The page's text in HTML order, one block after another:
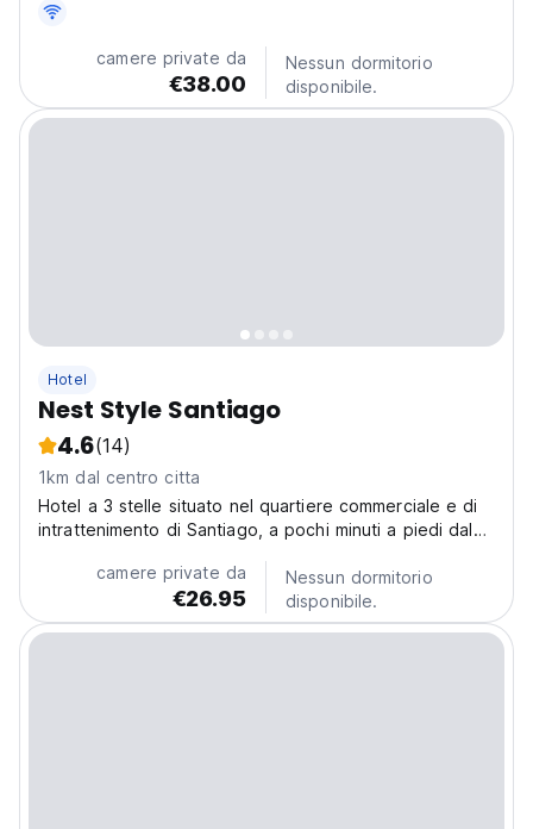
camere private da
€38.00
Nessun dormitorio
disponibile.
Hotel
Nest Style Santiago
4.6(14)
1km dal centro citta
Hotel a 3 stelle situato nel quartiere commerciale e di
intrattenimento di Santiago, a pochi minuti a piedi dal
camere private da
€26.95
Nessun dormitorio
disponibile.